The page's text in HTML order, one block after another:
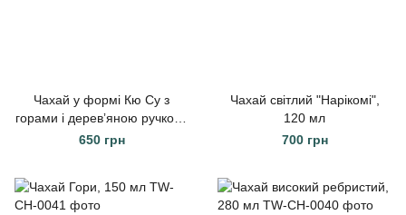
Чахай у формі Кю Су з
горами і деревʼяною ручкою,
200 мл
650 грн
Чахай світлий "Нарікомі",
120 мл
700 грн